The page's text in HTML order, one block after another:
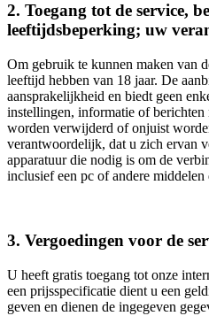
2. Toegang tot de service,
leeftijdsbeperking; uw
Om gebruik te kunnen maken van
leeftijd hebben van 18 jaar. De
aansprakelijkheid en biedt geen
instellingen, informatie of
worden verwijderd of onjuist
verantwoordelijk, dat u zich ervan
apparatuur die nodig is om de
inclusief een pc of andere
3. Vergoedingen voor de
U heeft gratis toegang tot onze
een prijsspecificatie dient u een
geven en dienen de ingegeven